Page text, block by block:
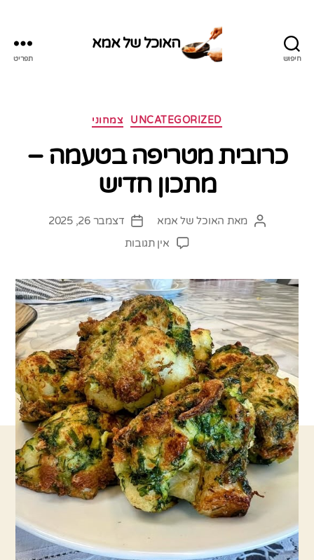
חיפוש
האוכל של אמא
תפריט
קטגוריות
UNCATEGORIZED צמחוני
כרובית מטריפה בטעמה –
מתכון חדיש
המחבר
מאת האוכל של אמא
תאריךדצמבר 26, 2025
אין תגובותעל
בטעמה
–
מתכון
חדיש